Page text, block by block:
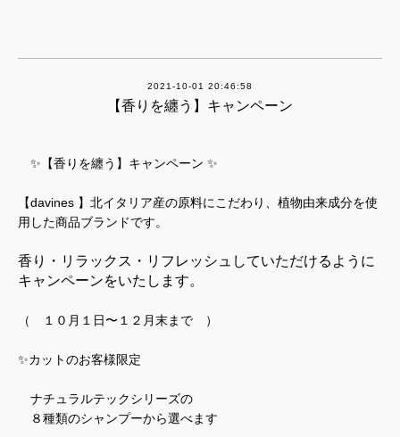
2021-10-01 20:46:58
【香りを纏う】キャンペーン
✨【香りを纏う】キャンペーン ✨
【davines 】北イタリア産の原料にこだわり、植物由来成分を使
用した商品ブランドです。
香り・リラックス・リフレッシュしていただけるように
キャンペーンをいたします。
（ １０月１日〜１２月末まで ）
✨カットのお客様限定
ナチュラルテックシリーズの
８種類のシャンプーから選べます